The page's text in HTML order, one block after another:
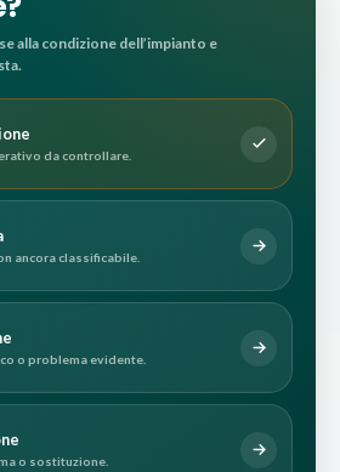
alla condizione dell’impianto e
da controllare.
ancora classificabile.
o problema evidente.
o sostituzione.